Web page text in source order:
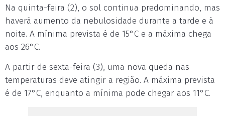
Na quinta-feira (2), o sol continua predominando, mas
haverá aumento da nebulosidade durante a tarde e à
noite. A mínima prevista é de 15°C e a máxima chega
aos 26°C.
A partir de sexta-feira (3), uma nova queda nas
temperaturas deve atingir a região. A máxima prevista
é de 17°C, enquanto a mínima pode chegar aos 11°C.